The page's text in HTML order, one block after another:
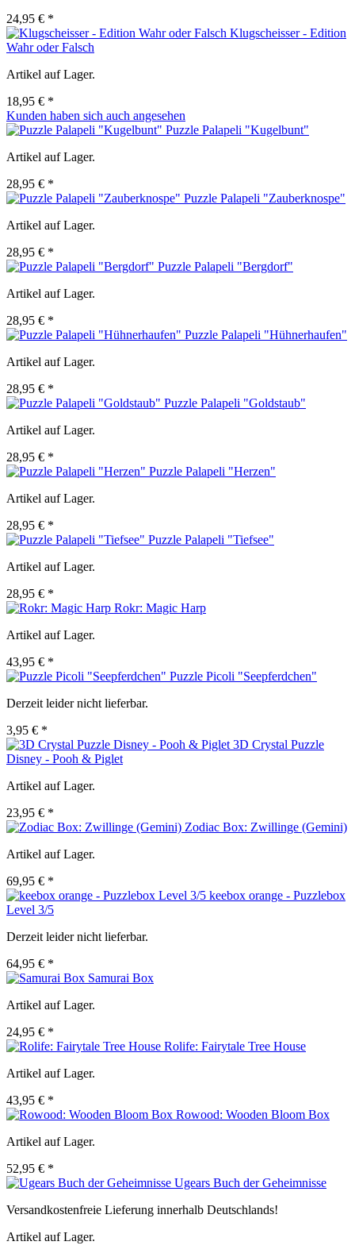
24,95 € *
Klugscheisser - Edition
Wahr oder Falsch
Artikel auf Lager.
18,95 € *
Kunden haben sich auch angesehen
Puzzle Palapeli "Kugelbunt"
Artikel auf Lager.
28,95 € *
Puzzle Palapeli "Zauberknospe"
Artikel auf Lager.
28,95 € *
Puzzle Palapeli "Bergdorf"
Artikel auf Lager.
28,95 € *
Puzzle Palapeli "Hühnerhaufen"
Artikel auf Lager.
28,95 € *
Puzzle Palapeli "Goldstaub"
Artikel auf Lager.
28,95 € *
Puzzle Palapeli "Herzen"
Artikel auf Lager.
28,95 € *
Puzzle Palapeli "Tiefsee"
Artikel auf Lager.
28,95 € *
Rokr: Magic Harp
Artikel auf Lager.
43,95 € *
Puzzle Picoli "Seepferdchen"
Derzeit leider nicht lieferbar.
3,95 € *
3D Crystal Puzzle
Disney - Pooh & Piglet
Artikel auf Lager.
23,95 € *
Zodiac Box: Zwillinge (Gemini)
Artikel auf Lager.
69,95 € *
keebox orange - Puzzlebox
Level 3/5
Derzeit leider nicht lieferbar.
64,95 € *
Samurai Box
Artikel auf Lager.
24,95 € *
Rolife: Fairytale Tree House
Artikel auf Lager.
43,95 € *
Rowood: Wooden Bloom Box
Artikel auf Lager.
52,95 € *
Ugears Buch der Geheimnisse
Versandkostenfreie Lieferung innerhalb Deutschlands!
Artikel auf Lager.